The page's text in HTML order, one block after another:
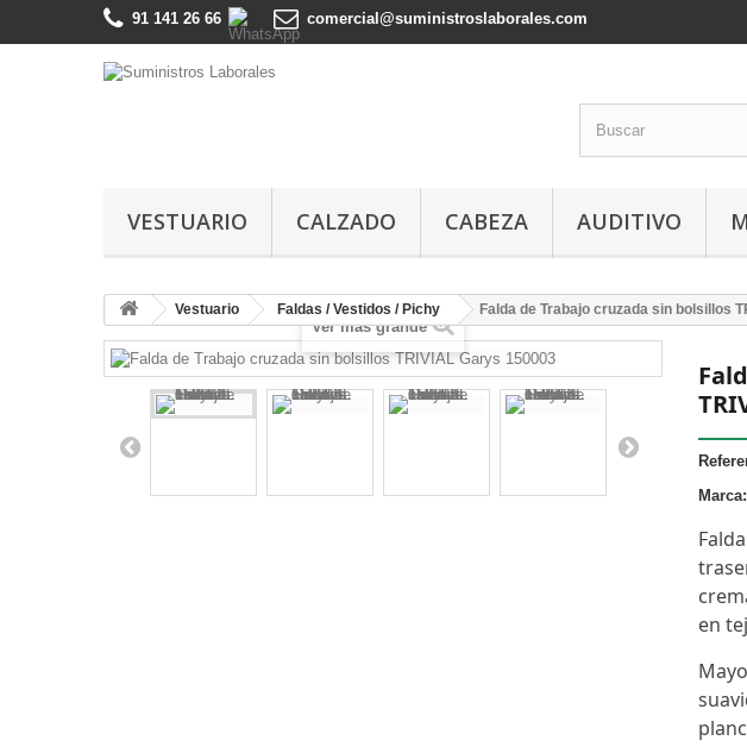
91 141 26 66 comercial@suministroslaborales.com
VESTUARIO CALZADO CABEZA AUDITIVO
Vestuario Faldas / Vestidos / Pichy Falda de Trabajo cruzada sin bolsillos
Ver más grande
Marca:
en